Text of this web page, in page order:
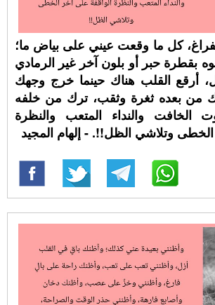
كل ما وقعت عيني على بياض ما؛
بقطرة حبر أو بلون آخر غير الرمادي
أرقع القلب هناك حينما خرج وجهك
من بعده ثغرة وثقب، ترك من خلفه
والنداء المتعب والنظرة
وتلاشي الظل!!. - إلهام المجيد